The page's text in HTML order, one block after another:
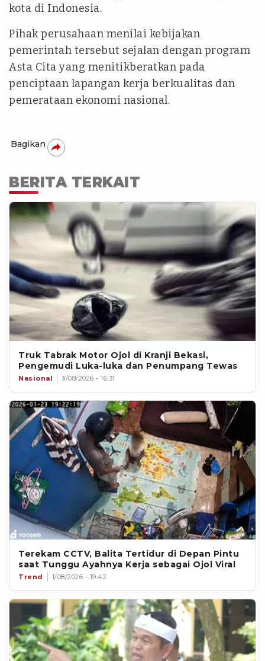
kota di Indonesia.
Pihak perusahaan menilai kebijakan
pemerintah tersebut sejalan dengan program
Asta Cita yang menitikberatkan pada
penciptaan lapangan kerja berkualitas dan
pemerataan ekonomi nasional.
Bagikan
BERITA TERKAIT
Truk Tabrak Motor Ojol di Kranji Bekasi,
Pengemudi Luka-luka dan Penumpang Tewas
Nasional 3/08/2026 - 16:31
Terekam CCTV, Balita Tertidur di Depan Pintu
saat Tunggu Ayahnya Kerja sebagai Ojol Viral
Trend 1/08/2026 - 19:42